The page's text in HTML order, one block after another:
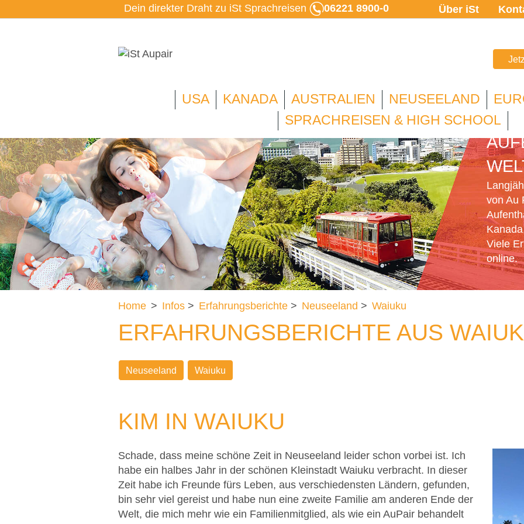
Dein direkter Draht zu iSt Sprachreisen 06221 8900-0 Über iSt
USA KANADA AUSTRALIEN NEUSEELAND
SPRACHREISEN & HIGH SCHOOL
AU
von Au
Viele
online.
Home > Infos > Erfahrungsberichte > Neuseeland > Waiuku
ERFAHRUNGSBERICHTE AUS
Neuseeland Waiuku
KIM IN WAIUKU
Schade, dass meine schöne Zeit in Neuseeland leider schon vorbei ist. Ich
habe ein halbes Jahr in der schönen Kleinstadt Waiuku verbracht. In dieser
Zeit habe ich Freunde fürs Leben, aus verschiedensten Ländern, gefunden,
bin sehr viel gereist und habe nun eine zweite Familie am anderen Ende der
Welt, die mich mehr wie ein Familienmitglied, als wie ein AuPair behandelt